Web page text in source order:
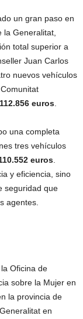
un gran paso en
la Generalitat,
total superior a
Juan Carlos
nuevos vehículos
112.856 euros.
una completa
tres vehículos
euros.
y eficiencia, sino
seguridad que
agentes.
Oficina de
sobre la Mujer en
la provincia de
en